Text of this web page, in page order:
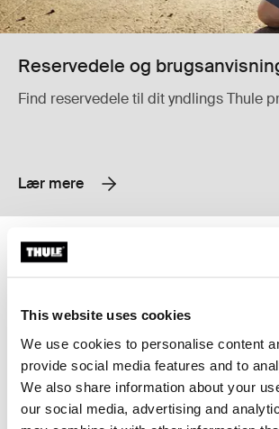
This website uses cookies
We use cookies to personalise content
provide social media features and to
We also share information about your
our social media, advertising and
Reservedele og
Find reservedele til dit yndlings Thule
Lær mere
Thule Yepp mini handlebar padding 2
Thule Yepp mini handlebar
padding 2
håndtagspolstring
269,00 kr.
Thule Yepp
149,00 kr.